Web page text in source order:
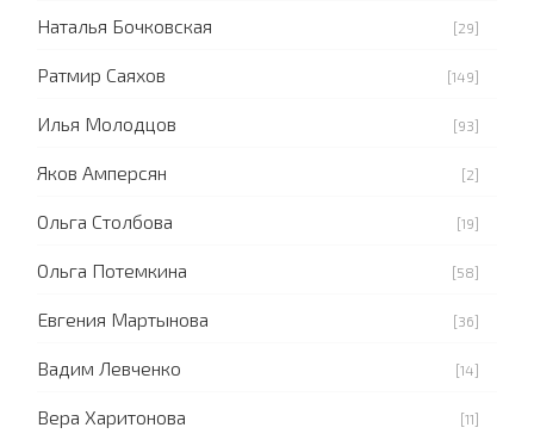
Наталья Бочковская [29]
Ратмир Саяхов [149]
Илья Молодцов [93]
Яков Амперсян [2]
Ольга Столбова [19]
Ольга Потемкина [58]
Евгения Мартынова [36]
Вадим Левченко [14]
Вера Харитонова [11]